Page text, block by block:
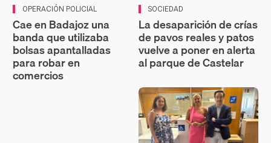
OPERACIÓN POLICIAL
Cae en Badajoz una
banda que utilizaba
bolsas apantalladas
para robar en
comercios
SOCIEDAD
La desaparición de crías
de pavos reales y patos
vuelve a poner en alerta
al parque de Castelar